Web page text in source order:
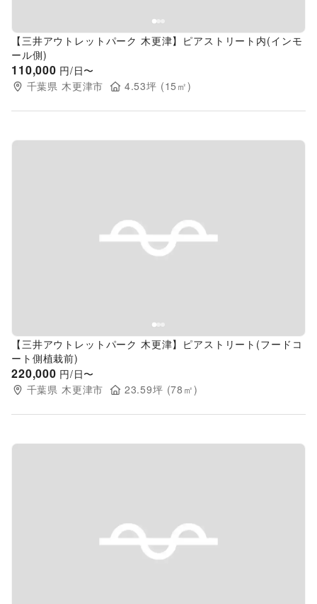
【三井アウトレットパーク 木更津】ピアストリート内(インモ
ール側)
110,000 円/日〜
千葉県 木更津市 4.53坪 (15 ㎡)
Previous slide
【三井アウトレットパーク 木更津】ピアストリート(フードコ
ート側植栽前)
220,000 円/日〜
千葉県 木更津市 23.59坪 (78 ㎡)
Previous slide